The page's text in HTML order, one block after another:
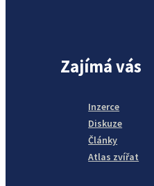
Zajímá vás
Inzerce
Diskuze
Články
Atlas zvířat